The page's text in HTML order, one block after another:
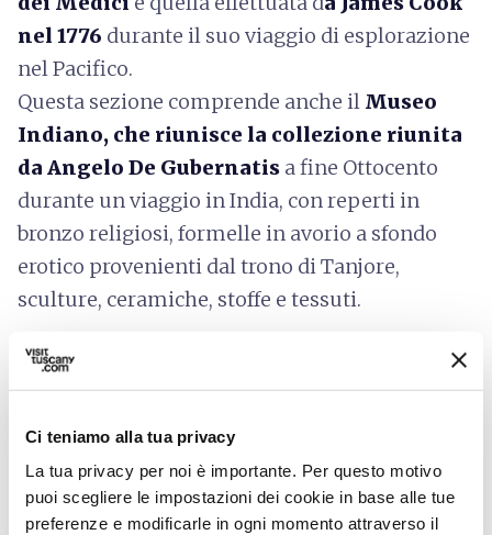
Ci teniamo alla tua privacy
La tua privacy per noi è importante. Per questo motivo
puoi scegliere le impostazioni dei cookie in base alle tue
preferenze e modificarle in ogni momento attraverso il
nel 1776 durante il suo viaggio di esplorazione
nel Pacifico.
Questa sezione comprende anche il Museo
Indiano, che riunisce la collezione riunita
da Angelo De Gubernatis a fine Ottocento
durante un viaggio in India, con reperti in
bronzo religiosi, formelle in avorio a sfondo
erotico provenienti dal trono di Tanjore,
sculture, ceramiche, stoffe e tessuti.
Fa parte del percorso anche il
Botanica(attualmente visitabile solo su
richiesta) fu fondato nel 1842 da Filippo
Leopoldo II di Lorena e raccoglie più di
quattro milioni di piante provenienti da